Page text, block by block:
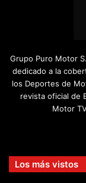
Grupo Puro Motor
dedicado a la
los Deportes de
revista oficial de
Motor
Los más vistos